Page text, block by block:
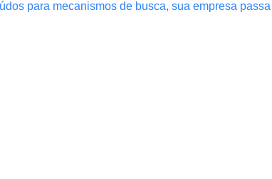
para mecanismos de busca, sua empresa